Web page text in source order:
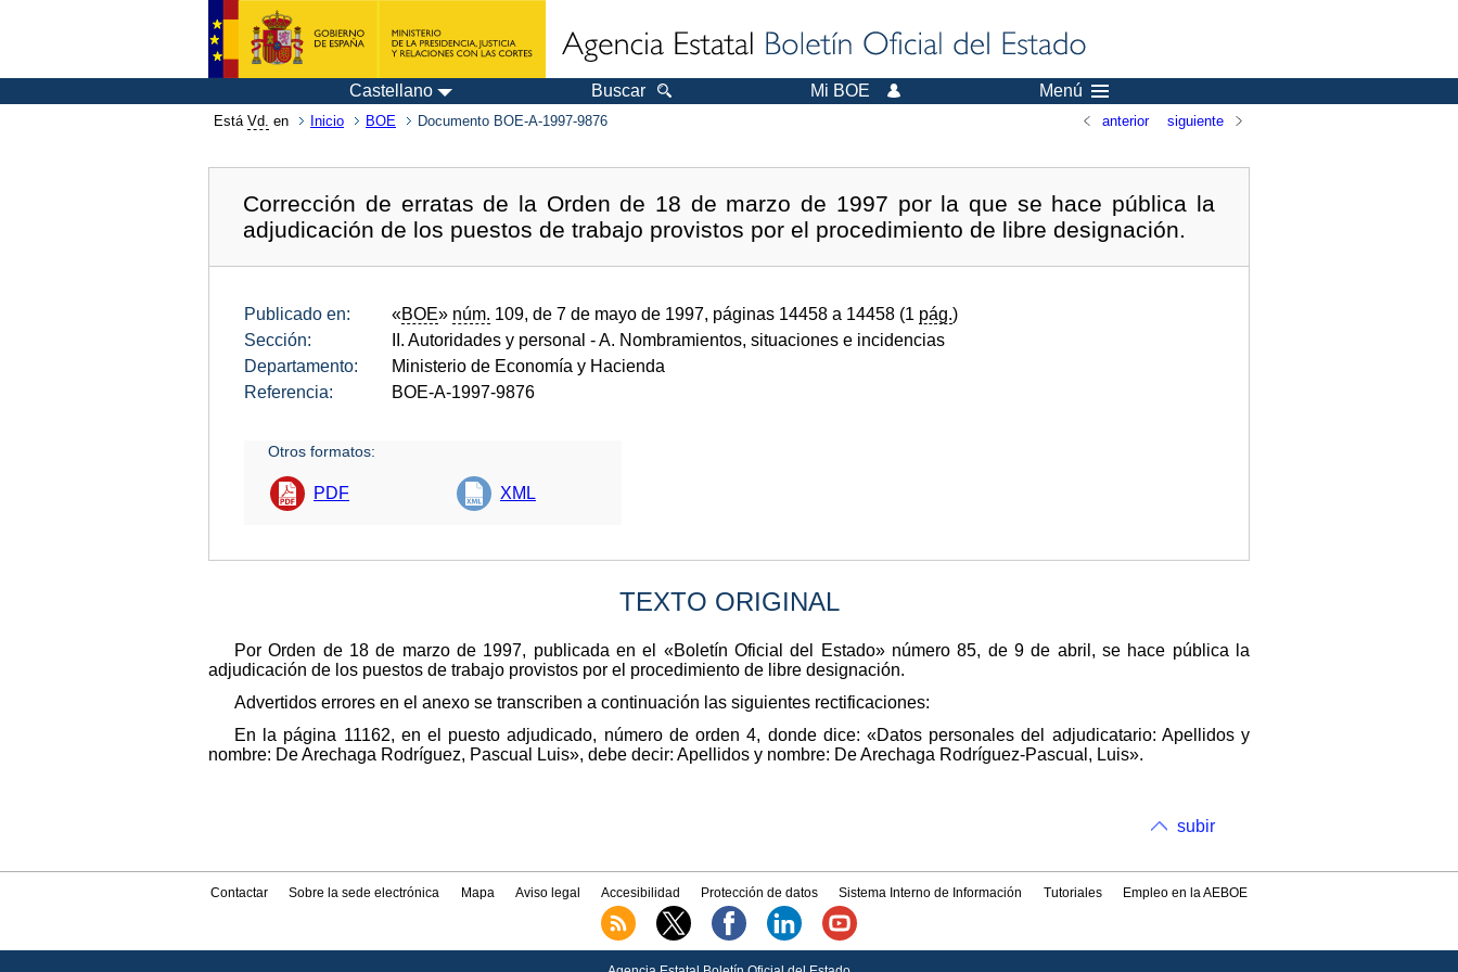
Castellano Buscar Mi BOE Menú
Está Vd. en Inicio BOE Documento BOE-A-1997-9876 anterior siguiente
Corrección de erratas de la Orden de 18 de marzo de 1997 por la que se hace pública la
adjudicación de los puestos de trabajo provistos por el procedimiento de libre designación.
Publicado en: «BOE» núm. 109, de 7 de mayo de 1997, páginas 14458 a 14458 (1 pág.)
Sección:
II. Autoridades y personal - A. Nombramientos, situaciones e incidencias
Departamento:
Ministerio de Economía y Hacienda
Referencia:
BOE-A-1997-9876
Otros formatos:
PDF XML
TEXTO ORIGINAL
Por Orden de 18 de marzo de 1997, publicada en el «Boletín Oficial del Estado» número 85, de 9 de abril, se hace pública la
adjudicación de los puestos de trabajo provistos por el procedimiento de libre designación.
Advertidos errores en el anexo se transcriben a continuación las siguientes rectificaciones:
En la página 11162, en el puesto adjudicado, número de orden 4, donde dice: «Datos personales del adjudicatario: Apellidos y
nombre: De Arechaga Rodríguez, Pascual Luis», debe decir: Apellidos y nombre: De Arechaga Rodríguez-Pascual, Luis».
subir
Contactar Sobre la sede electrónica Mapa Aviso legal Accesibilidad Protección de datos Sistema Interno de Información Tutoriales Empleo en la AEBOE